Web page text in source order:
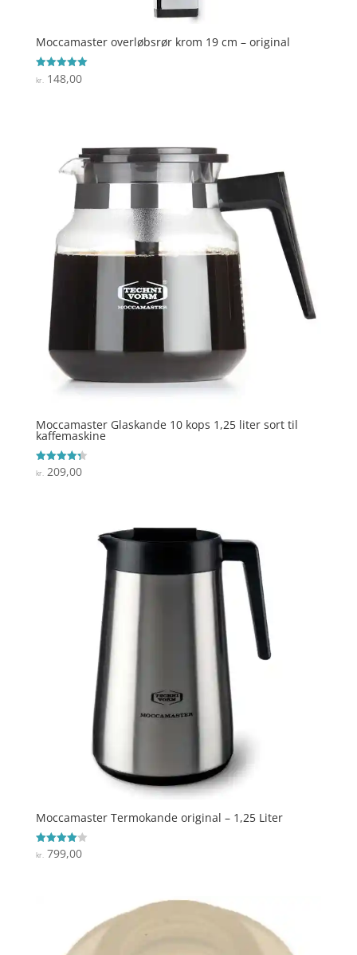
Moccamaster overløbsrør krom 19 cm – original
Vurderet
5
kr.148,00
Moccamaster Glaskande 10 kops 1,25 liter sort til
kaffemaskine
Vurderet
4.3
kr.209,00
Moccamaster Termokande original – 1,25 Liter
Vurderet
4
kr.799,00